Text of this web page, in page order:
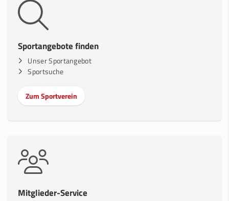
Sportangebote finden
Unser Sportangebot
Sportsuche
Zum Sportverein
Mitglieder-Service